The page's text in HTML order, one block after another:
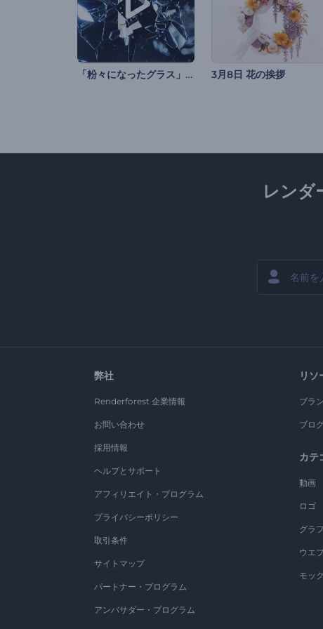
「粉々になったグラス」ロゴ動画 3月8日 花の挨拶
レンダ
弊社
Renderforest 企業情報
お問い合わせ
採用情報
ヘルプとサポート
アフィリエイト・プログラム
プライバシーポリシー
取引条件
サイトマップ
パートナー・プログラム
アンバサダー・プログラム
リソ
ブラ
ブロ
カテ
動画
ロゴ
グラ
ウエ
モッ